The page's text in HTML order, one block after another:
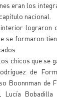
eran los
nacional.
lograron
se formaron
chicos que se
de
Boonnman de
Lucía